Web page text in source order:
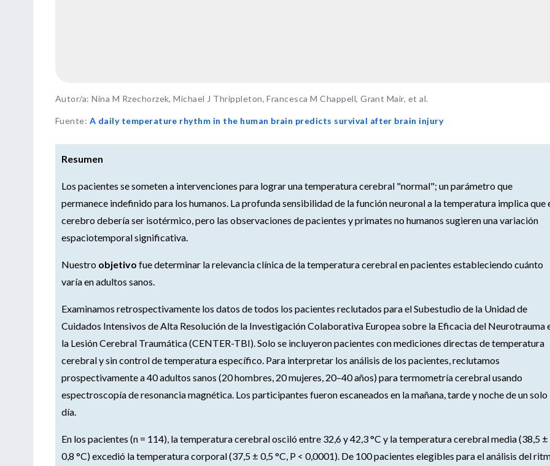
Autor/a: Nina M Rzechorzek, Michael J Thrippleton, Francesca M Chappell, Grant Mair, et al.
Fuente: A daily temperature rhythm in the human brain predicts survival after brain injury
Resumen
Los pacientes se someten a intervenciones para lograr una temperatura cerebral "normal"; un parámetro que
permanece indefinido para los humanos. La profunda sensibilidad de la función neuronal a la temperatura implica que
cerebro debería ser isotérmico, pero las observaciones de pacientes y primates no humanos sugieren una variación
espaciotemporal significativa.
Nuestro objetivo fue determinar la relevancia clínica de la temperatura cerebral en pacientes estableciendo cuánto
varía en adultos sanos.
Examinamos retrospectivamente los datos de todos los pacientes reclutados para el Subestudio de la Unidad de
Cuidados Intensivos de Alta Resolución de la Investigación Colaborativa Europea sobre la Eficacia del Neurotrauma
la Lesión Cerebral Traumática (CENTER-TBI). Solo se incluyeron pacientes con mediciones directas de temperatura
cerebral y sin control de temperatura específico. Para interpretar los análisis de los pacientes, reclutamos
prospectivamente a 40 adultos sanos (20 hombres, 20 mujeres, 20–40 años) para termometría cerebral usando
espectroscopía de resonancia magnética. Los participantes fueron escaneados en la mañana, tarde y noche de un solo
día.
En los pacientes (n = 114), la temperatura cerebral osciló entre 32,6 y 42,3 °C y la temperatura cerebral media (38,5 ±
0,8 °C) excedió la temperatura corporal (37,5 ± 0,5 °C, P < 0,0001). De 100 pacientes elegibles para el análisis del